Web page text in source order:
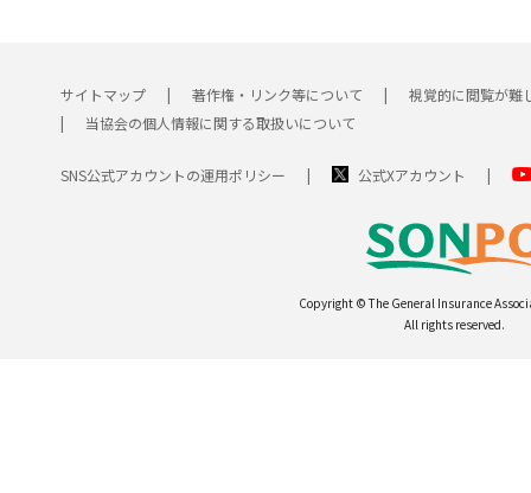
サイトマップ 著作権・リンク等について
視覚的に閲覧が難
当協会の個人情報に関する取扱いについて
SNS公式アカウントの運用ポリシー 公式Xアカウント
Copyright © The General Insurance
All rights reserved.